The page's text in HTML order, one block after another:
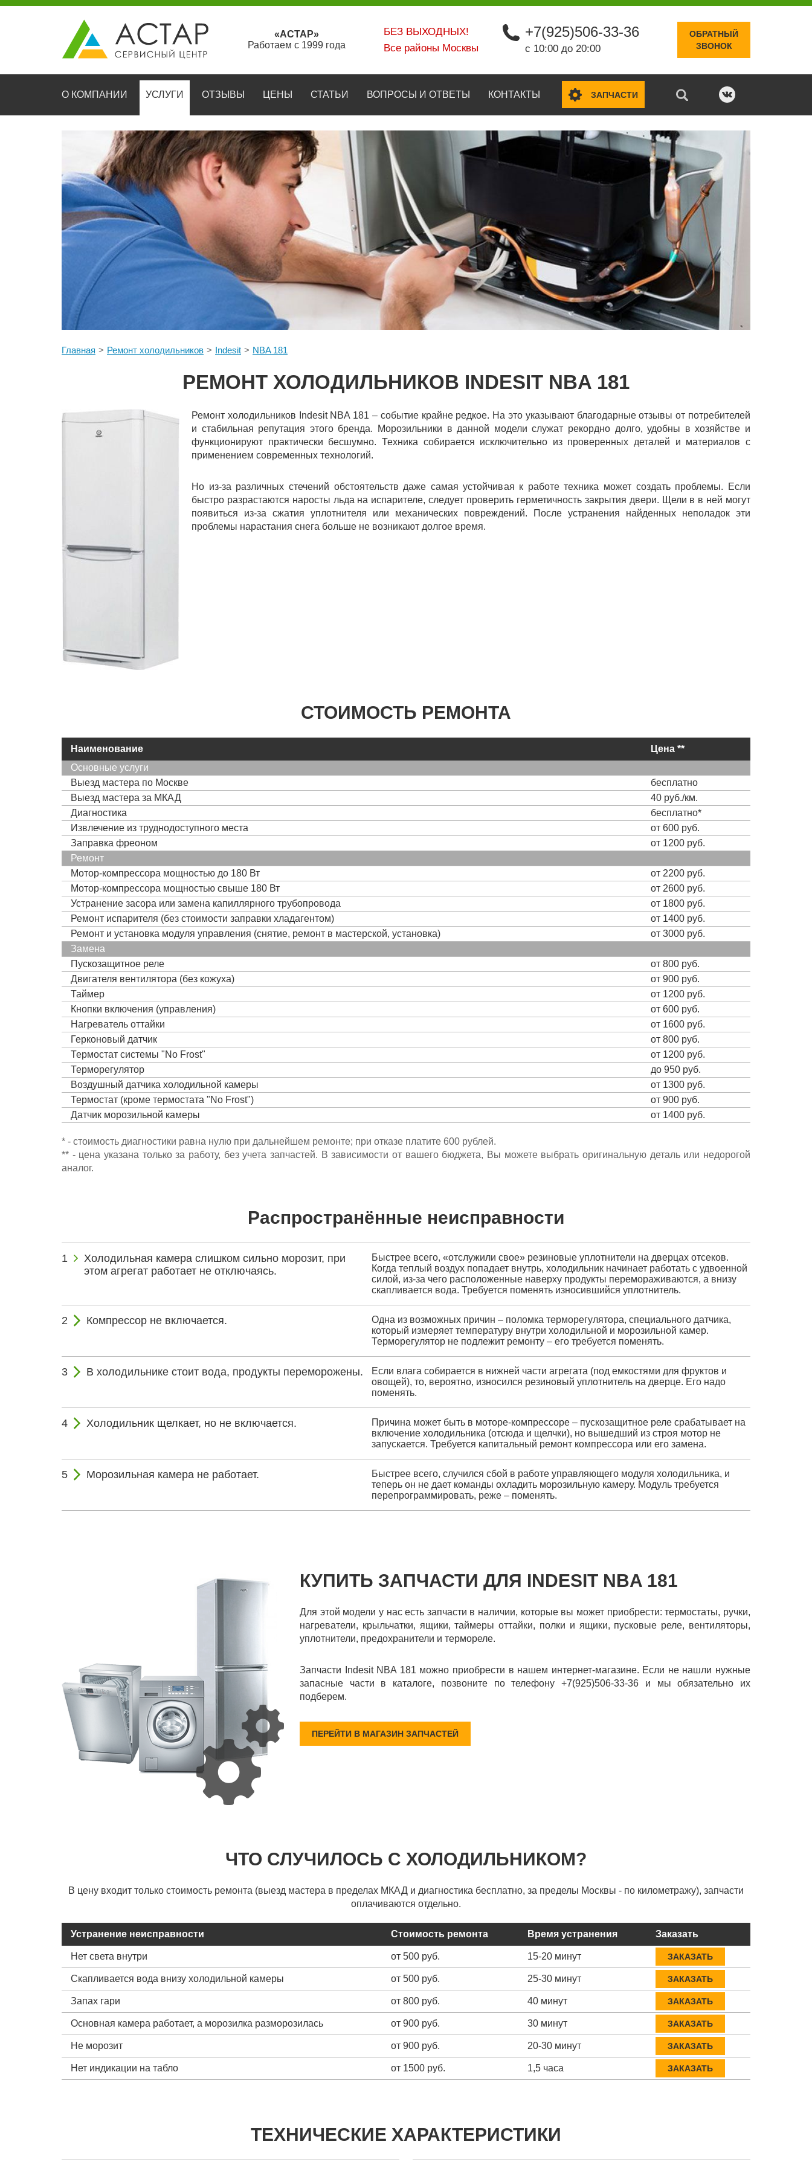
«АСТАР»
Работаем с 1999 года
БЕЗ ВЫХОДНЫХ!
Все районы Москвы
+7(925)506-33-36
с 10:00 до 20:00
ОБРАТНЫЙ
ЗВОНОК
О КОМПАНИИ УСЛУГИ ОТЗЫВЫ ЦЕНЫ СТАТЬИ ВОПРОСЫ И ОТВЕТЫ КОНТАКТЫ ЗАПЧАСТИ
Главная Ремонт холодильников Indesit NBA 181
РЕМОНТ ХОЛОДИЛЬНИКОВ INDESIT NBA 181
Ремонт холодильников Indesit NBA 181 – событие крайне редкое. На это указывают благодарные отзывы от потребителей
и стабильная репутация этого бренда. Морозильники в данной модели служат рекордно долго, удобны в хозяйстве и
функционируют практически бесшумно. Техника собирается исключительно из проверенных деталей и материалов с
применением современных технологий.
Но из-за различных стечений обстоятельств даже самая устойчивая к работе техника может создать проблемы. Если
быстро разрастаются наросты льда на испарителе, следует проверить герметичность закрытия двери. Щели в в ней могут
появиться из-за сжатия уплотнителя или механических повреждений. После устранения найденных неполадок эти
проблемы нарастания снега больше не возникают долгое время.
СТОИМОСТЬ РЕМОНТА
Наименование
Цена **
Основные услуги
Выезд мастера по Москве
бесплатно
Выезд мастера за МКАД
40 руб./км.
Диагностика
бесплатно*
Извлечение из труднодоступного места
от 600 руб.
Заправка фреоном
от 1200 руб.
Ремонт
Мотор-компрессора мощностью до 180 Вт
от 2200 руб.
Мотор-компрессора мощностью свыше 180 Вт
от 2600 руб.
Устранение засора или замена капиллярного трубопровода
от 1800 руб.
Ремонт испарителя (без стоимости заправки хладагентом)
от 1400 руб.
Ремонт и установка модуля управления (снятие, ремонт в мастерской, установка)
от 3000 руб.
Замена
Пускозащитное реле
от 800 руб.
Двигателя вентилятора (без кожуха)
от 900 руб.
Таймер
от 1200 руб.
Кнопки включения (управления)
от 600 руб.
Нагреватель оттайки
от 1600 руб.
Герконовый датчик
от 800 руб.
Термостат системы "No Frost"
от 1200 руб.
Терморегулятор
до 950 руб.
Воздушный датчика холодильной камеры
от 1300 руб.
Термостат (кроме термостата "No Frost")
от 900 руб.
Датчик морозильной камеры
от 1400 руб.
* - стоимость диагностики равна нулю при дальнейшем ремонте; при отказе платите 600 рублей.
** - цена указана только за работу, без учета запчастей. В зависимости от вашего бюджета, Вы можете выбрать оригинальную деталь или недорогой
аналог.
Распространённые неисправности
Холодильная камера слишком сильно морозит, при
этом агрегат работает не отключаясь.
Быстрее всего, «отслужили свое» резиновые уплотнители на дверцах отсеков.
Когда теплый воздух попадает внутрь, холодильник начинает работать с удвоенной
силой, из-за чего расположенные наверху продукты перемораживаются, а внизу
скапливается вода. Требуется поменять износившийся уплотнитель.
Компрессор не включается.
Одна из возможных причин – поломка терморегулятора, специального датчика,
который измеряет температуру внутри холодильной и морозильной камер.
Терморегулятор не подлежит ремонту – его требуется поменять.
В холодильнике стоит вода, продукты переморожены.
Если влага собирается в нижней части агрегата (под емкостями для фруктов и
овощей), то, вероятно, износился резиновый уплотнитель на дверце. Его надо
поменять.
Холодильник щелкает, но не включается.
Причина может быть в моторе-компрессоре – пускозащитное реле срабатывает на
включение холодильника (отсюда и щелчки), но вышедший из строя мотор не
запускается. Требуется капитальный ремонт компрессора или его замена.
Морозильная камера не работает.
Быстрее всего, случился сбой в работе управляющего модуля холодильника, и
теперь он не дает команды охладить морозильную камеру. Модуль требуется
перепрограммировать, реже – поменять.
КУПИТЬ ЗАПЧАСТИ ДЛЯ INDESIT NBA 181
Для этой модели у нас есть запчасти в наличии, которые вы может приобрести: термостаты, ручки,
нагреватели, крыльчатки, ящики, таймеры оттайки, полки и ящики, пусковые реле, вентиляторы,
уплотнители, предохранители и термореле.
Запчасти Indesit NBA 181 можно приобрести в нашем интернет-магазине. Если не нашли нужные
запасные части в каталоге, позвоните по телефону +7(925)506-33-36 и мы обязательно их
подберем.
ПЕРЕЙТИ В МАГАЗИН ЗАПЧАСТЕЙ
ЧТО СЛУЧИЛОСЬ С ХОЛОДИЛЬНИКОМ?
В цену входит только стоимость ремонта (выезд мастера в пределах МКАД и диагностика бесплатно, за пределы Москвы - по километражу), запчасти
оплачиваются отдельно.
Устранение неисправности Стоимость ремонта Время устранения Заказать
Нет света внутри от 500 руб. 15-20 минут ЗАКАЗАТЬ
Скапливается вода внизу холодильной камеры от 500 руб. 25-30 минут ЗАКАЗАТЬ
Запах гари от 800 руб. 40 минут ЗАКАЗАТЬ
Основная камера работает, а морозилка разморозилась от 900 руб. 30 минут ЗАКАЗАТЬ
Не морозит от 900 руб. 20-30 минут ЗАКАЗАТЬ
Нет индикации на табло от 1500 руб. 1,5 часа ЗАКАЗАТЬ
ТЕХНИЧЕСКИЕ ХАРАКТЕРИСТИКИ